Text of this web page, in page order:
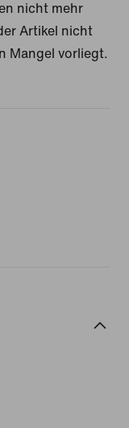
nicht mehr
Artikel nicht
Mangel vorliegt.